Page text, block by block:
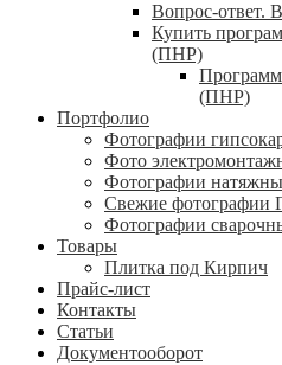
Вопрос-ответ.
Купить
(ПНР)
(ПНР)
Портфолио
Фотографии
Фото
Фотографии
Свежие фотографии
Фотографии
Товары
Плитка под Кирпич
Прайс-лист
Контакты
Статьи
Документооборот